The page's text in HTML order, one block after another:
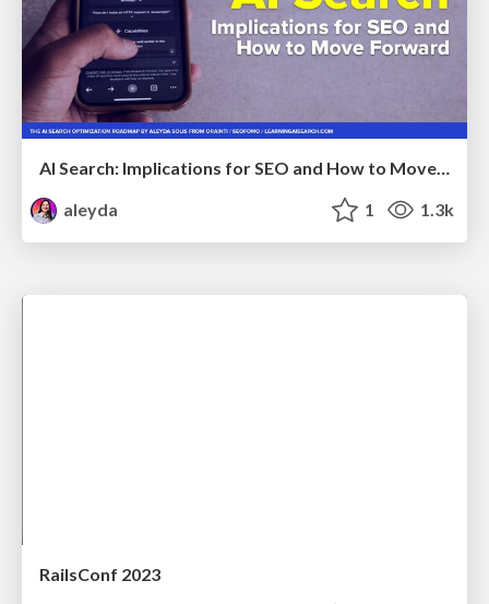
aleyda
1 1.3k
RailsConf 2023